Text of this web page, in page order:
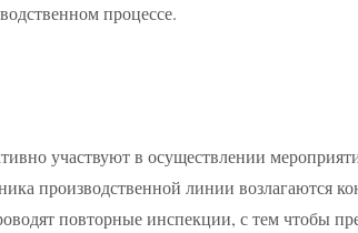
процессе.
участвуют в осуществлении
производственной линии возлагаются
повторные инспекции, с тем чтобы